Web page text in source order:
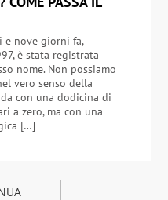
e nove giorni fa,
è stata registrata
nome. Non possiamo
vero senso della
con una dodicina di
a zero, ma con una
[…]